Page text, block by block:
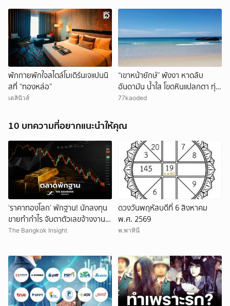
พักกายพักใจสไตล์โมเดิร์นเจแปนนิ
สที่ “ทองหล่อ”
เดลินิวส์
“เขาหน้ายักษ์” พังงา หาดลับ
อันดามัน น้ำใส โขดหินแปลกตา ทุ่ง
เสม็ดสีทอง ชวนสัมผัสธรรมชาติ
77kaoded
10 บทความที่อยากแนะนำให้คุณ
‘ราคาทองโลก’ พักฐาน! นักลงทุน
ขายทำกำไร จับตาตัวเลขจ้างงาน
สหรัฐ
The Bangkok Insight
ดวงวันพฤหัสบดีที่ 6 สิงหาคม
พ.ศ. 2569
พ.พาทินี
ยกเลิก